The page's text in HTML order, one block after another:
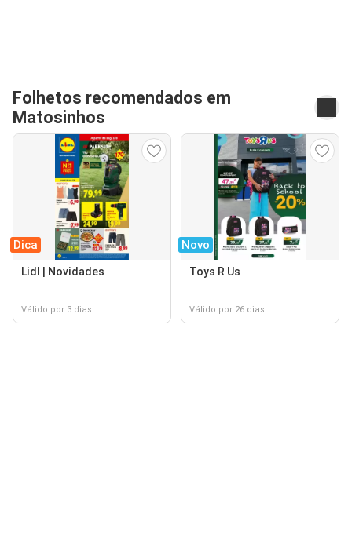
Folhetos recomendados em
Matosinhos
Dica
Lidl | Novidades
Válido por 3 dias
Novo
Toys R Us
Válido por 26 dias